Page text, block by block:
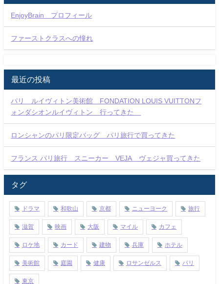
EnjoyBrain プロフィール
ファーストクラスへの憧れ
最近の投稿
パリ ルイヴィトン美術館 FONDATION LOUIS VUITTONフ
ォンダシオンルイヴィトン 行ってきた
ロンシャンのパリ限定バッグ パリ旅行で買ってきた
フランス パリ旅行 スニーカー VEJA ヴェジャ買ってきた
タグ
ドラマ 和歌山 京都 ニューヨーク 旅行
滋賀 映画 大阪 マイル カフェ
ロケ地 カード 建物 兵庫 ホテル
美術館 庭園 健康 ロサンゼルス パリ
東京